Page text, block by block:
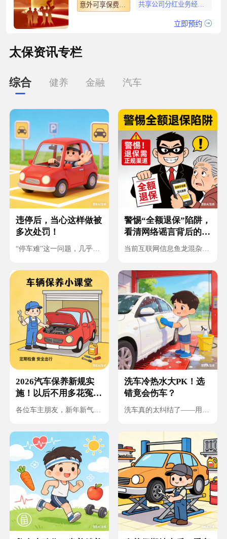
意外可享保费豁免 共享公司分红业务经营盈余
立即预约